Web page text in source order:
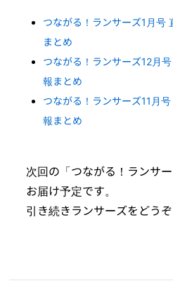
つながる！ランサーズ1月号
まとめ
つながる！ランサーズ12月
報まとめ
つながる！ランサーズ11月
報まとめ
次回の「つながる！ランサ
お届け予定です。
引き続きランサーズをどう